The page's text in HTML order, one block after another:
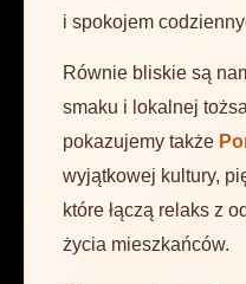
i spokojem
Równie bliskie są
smaku i lokalnej
pokazujemy także
wyjątkowej kultury,
które łączą relaks z
życia mieszkańców.